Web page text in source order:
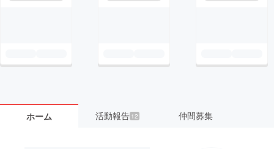
ホーム 活動報告 12 仲間募集